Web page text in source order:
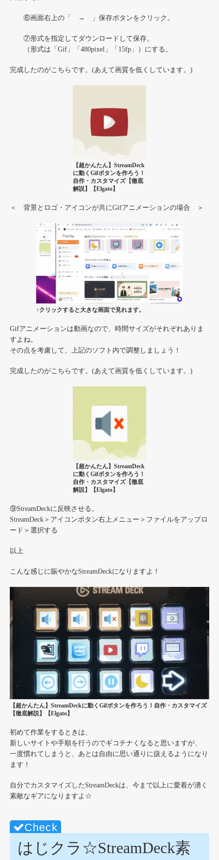
⑥画面右上の「 → 」保存ボタンをクリック。
⑦形式を指定してダウンロードして保存。
（形式は「Gif」「480pixel」「15fp」）にする。
完成したのがこちらです。(あえて画質を低くしています。)
【超かんたん】StreamDeck
に動くGifボタンを作ろう！
自作・カスタマイズ【徹底
解説】【Elgato】
＜ 背景とロゴ・アイコンが共にGifアニメーションの場合 ＞
↑クリックすると大きな画面で見れます。
Gifアニメーションは動画なので、時間サイズがそれぞれありま
すよね。
その点を考慮して、上記のソフト内で調整しましょう！
完成したのがこちらです。(あえて画質を低くしています。)
【超かんたん】StreamDeck
に動くGifボタンを作ろう！
自作・カスタマイズ【徹底
解説】【Elgato】
⑨StreamDeckに反映させる。
StreamDeck＞アイコンボタン右上メニュー＞ファイルをアップロ
ード＞選択する
以上
こんな感じに賑やかなStreamDeckになりますよ！
【超かんたん】StreamDeckに動くGifボタンを作ろう！自作・カスタマイズ
【徹底解説】【Elgato】
初めて作業をするときは、
新しいサイトや手順を行うのでギコチナくなると思いますが、
一度慣れてしまうと、あとは自由に思い通りに扱えるようになり
ます！
自分でカスタマイズしたStreamDeckは、今まで以上に愛着が湧く
素敵なギアになりますよ☆
はじクラ☆StreamDeck素